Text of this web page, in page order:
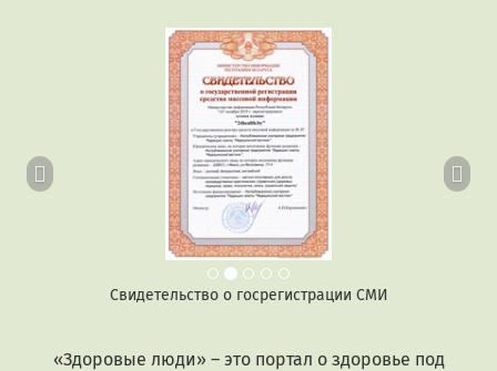
Свидетельство о госрегистрации СМИ
Предыдущий
«Здоровые люди» – это портал о здоровье под